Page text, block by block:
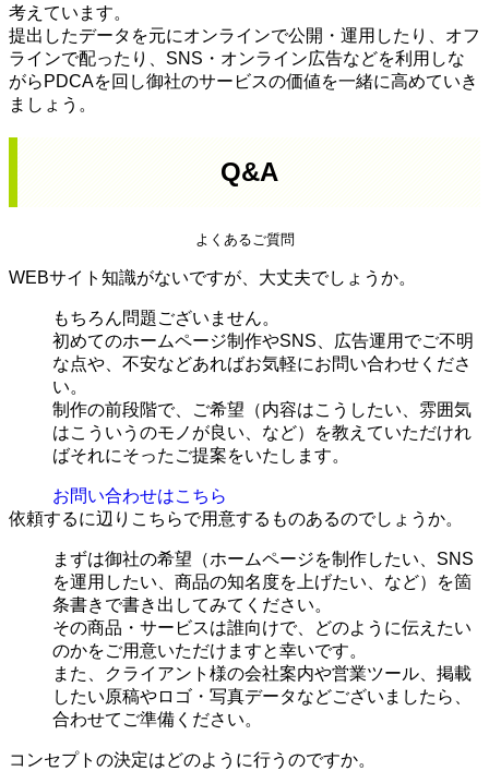
考えています。
提出したデータを元にオンラインで公開・運用したり、オフ
ラインで配ったり、SNS・オンライン広告などを利用しな
がらPDCAを回し御社のサービスの価値を一緒に高めていき
ましょう。
Q&A
よくあるご質問
WEBサイト知識がないですが、大丈夫でしょうか。
もちろん問題ございません。
初めてのホームページ制作やSNS、広告運用でご不明
な点や、不安などあればお気軽にお問い合わせくださ
い。
制作の前段階で、ご希望（内容はこうしたい、雰囲気
はこういうのモノが良い、など）を教えていただけれ
ばそれにそったご提案をいたします。
お問い合わせはこちら
依頼するに辺りこちらで用意するものあるのでしょうか。
まずは御社の希望（ホームページを制作したい、SNS
を運用したい、商品の知名度を上げたい、など）を箇
条書きで書き出してみてください。
その商品・サービスは誰向けで、どのように伝えたい
のかをご用意いただけますと幸いです。
また、クライアント様の会社案内や営業ツール、掲載
したい原稿やロゴ・写真データなどございましたら、
合わせてご準備ください。
コンセプトの決定はどのように行うのですか。